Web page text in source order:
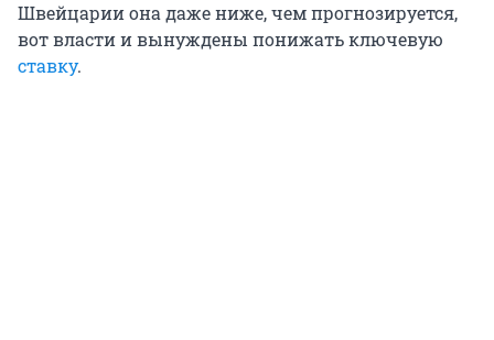
Швейцарии она даже ниже, чем прогнозируется,
вот власти и вынуждены понижать ключевую
ставку.